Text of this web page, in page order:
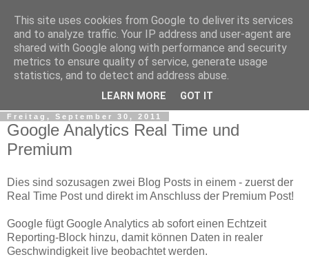
Web Analytics Inside
Google Analytics, Web Measurement, Tracking, Analyse,
Traffic, Web Analyse, Marketing Controlling, Tools
Freitag, September 30, 2011
Google Analytics Real Time und
Premium
Dies sind sozusagen zwei Blog Posts in einem - zuerst der
Real Time Post und direkt im Anschluss der Premium Post!
Google fügt Google Analytics ab sofort einen Echtzeit
Reporting-Block hinzu, damit können Daten in realer
Geschwindigkeit live beobachtet werden.
This site uses cookies from Google to deliver its services
and to analyze traffic. Your IP address and user-agent are
shared with Google along with performance and security
metrics to ensure quality of service, generate usage
statistics, and to detect and address abuse.
LEARN MORE GOT IT